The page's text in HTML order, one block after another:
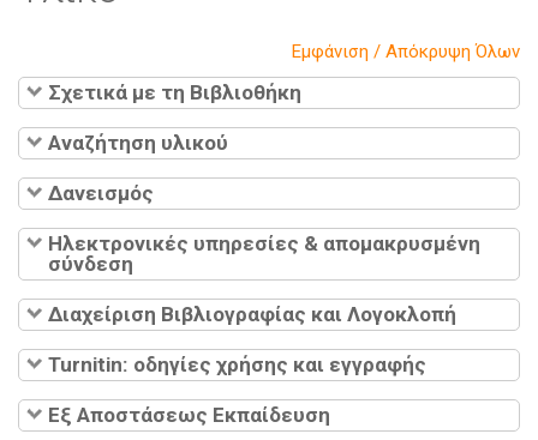
Εμφάνιση / Απόκρυψη Όλων
Σχετικά με τη Βιβλιοθήκη
Αναζήτηση υλικού
Δανεισμός
Ηλεκτρονικές υπηρεσίες & απομακρυσμένη
σύνδεση
Διαχείριση Βιβλιογραφίας και Λογοκλοπή
Turnitin: οδηγίες χρήσης και εγγραφής
Εξ Αποστάσεως Εκπαίδευση